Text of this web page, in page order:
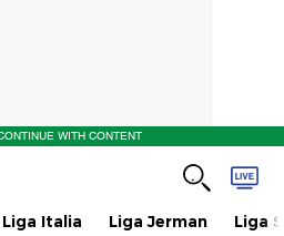
WITH CONTENT
Liga Italia Liga Jerman Liga